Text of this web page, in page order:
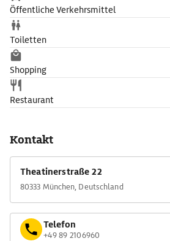
Öffentliche Verkehrsmittel
Toiletten
Shopping
Restaurant
Kontakt
Theatinerstraße 22
80333 München, Deutschland
Telefon
+49 89 2106960